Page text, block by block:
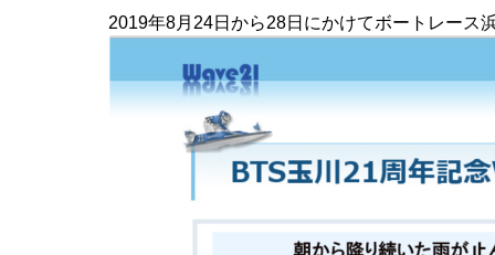
2019年8月24日から28日にかけてボートレース